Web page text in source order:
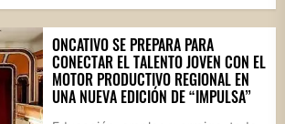
ONCATIVO SE PREPARA PARA
CONECTAR EL TALENTO JOVEN CON EL
MOTOR PRODUCTIVO REGIONAL EN
UNA NUEVA EDICIÓN DE “IMPULSA”